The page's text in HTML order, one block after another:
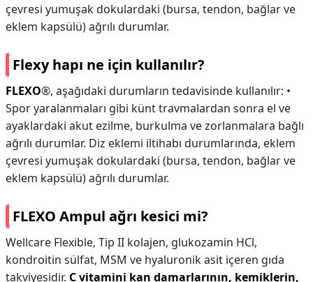
çevresi yumuşak dokulardaki (bursa, tendon, bağlar ve
eklem kapsülü) ağrılı durumlar.
Flexy hapı ne için kullanılır?
FLEXO®, aşağıdaki durumların tedavisinde kullanılır: •
Spor yaralanmaları gibi künt travmalardan sonra el ve
ayaklardaki akut ezilme, burkulma ve zorlanmalara bağlı
ağrılı durumlar. Diz eklemi iltihabı durumlarında, eklem
çevresi yumuşak dokulardaki (bursa, tendon, bağlar ve
eklem kapsülü) ağrılı durumlar.
FLEXO Ampul ağrı kesici mi?
Wellcare Flexible, Tip II kolajen, glukozamin HCl,
kondroitin sülfat, MSM ve hyaluronik asit içeren gıda
takviyesidir. C vitamini kan damarlarının, kemiklerin,